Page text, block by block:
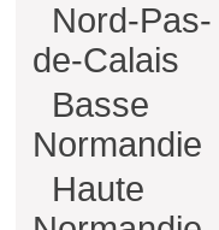
Nord-Pas-
de-Calais
Basse
Normandie
Haute